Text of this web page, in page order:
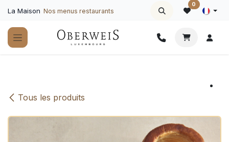
La Maison Nos menus restaurants
0
Tous les produits